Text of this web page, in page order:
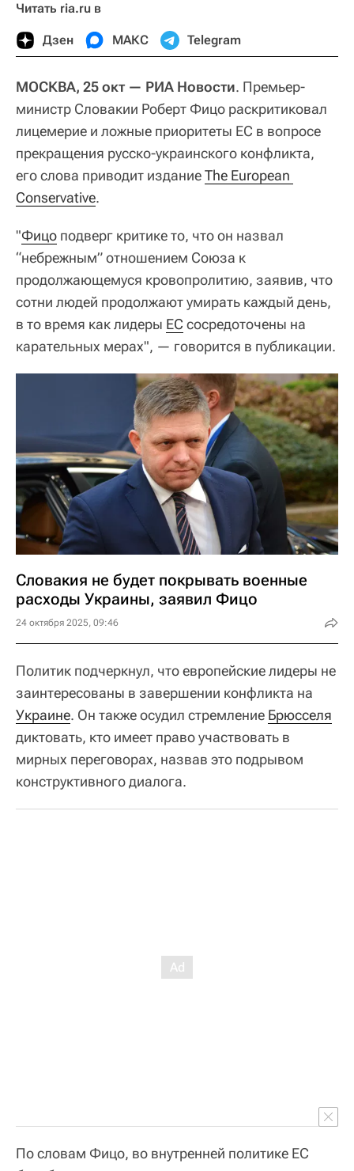
Читать ria.ru в
Дзен МАКС Telegram
МОСКВА, 25 окт — РИА Новости. Премьер-
министр Словакии Роберт Фицо раскритиковал
лицемерие и ложные приоритеты ЕС в вопросе
прекращения русско-украинского конфликта,
его слова приводит изданиеThe European
Conservative.
"Фицо подверг критике то, что он назвал
“небрежным” отношением Союза к
продолжающемуся кровопролитию, заявив, что
сотни людей продолжают умирать каждый день,
в то время как лидеры ЕС сосредоточены на
карательных мерах", — говорится в публикации.
Словакия не будет покрывать военные
расходы Украины, заявил Фицо
24 октября 2025, 09:46
Политик подчеркнул, что европейские лидеры не
заинтересованы в завершении конфликта на
Украине. Он также осудил стремление Брюсселя
диктовать, кто имеет право участвовать в
мирных переговорах, назвав это подрывом
конструктивного диалога.
По словам Фицо, во внутренней политике ЕС